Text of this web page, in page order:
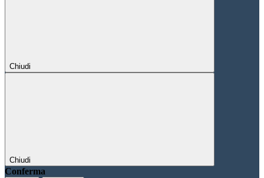
Chiudi
Chiudi
Conferma